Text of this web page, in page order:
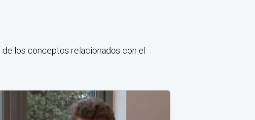
los conceptos relacionados con el